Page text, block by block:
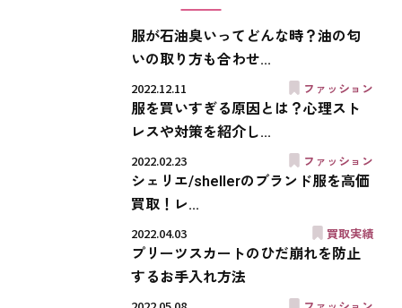
服が石油臭いってどんな時？油の匂
いの取り方も合わせ...
2022.12.11
ファッション
服を買いすぎる原因とは？心理スト
レスや対策を紹介し...
2022.02.23
ファッション
シェリエ/shellerのブランド服を高価
買取！レ...
2022.04.03
買取実績
プリーツスカートのひだ崩れを防止
するお手入れ方法